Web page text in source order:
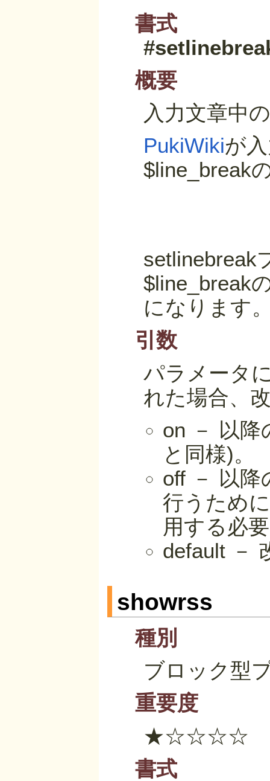
書式
概要
入力文章中
PukiWikiが
$line_break
setlinebreak
$line_break
になります
引数
パラメータ
れた場合、
on － 以降
と同様)。
off － 以降
行うため
用する必
default －
showrss
種別
ブロック型
重要度
★☆☆☆☆
書式